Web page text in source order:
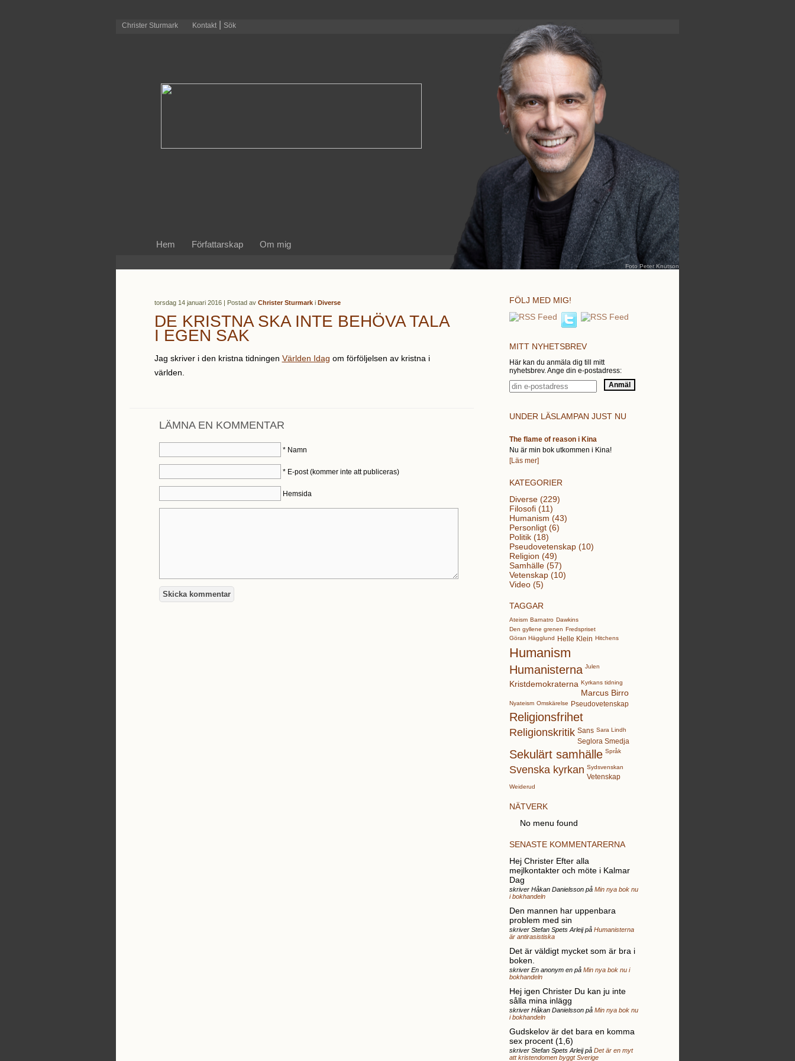
Christer Sturmark Kontakt| Sök
Foto Peter Knutson
Hem Författarskap Om mig
torsdag 14 januari 2016 | Postad av Christer Sturmarki Diverse
DE KRISTNA SKA INTE BEHÖVA TALA
I EGEN SAK
Jag skriver i den kristna tidningen Världen Idag om förföljelsen av kristna i
världen.
LÄMNA EN KOMMENTAR
*Namn
*E-post (kommer inte att publiceras)
Hemsida
FÖLJ MED MIG!
MITT NYHETSBREV
Här kan du anmäla dig till mitt
nyhetsbrev. Ange din e-postadress:
UNDER LÄSLAMPAN JUST NU
The flame of reason i Kina
Nu är min bok utkommen i Kina!
[Läs mer]
KATEGORIER
Diverse (229)
Filosofi (11)
Humanism (43)
Personligt (6)
Politik (18)
Pseudovetenskap (10)
Religion (49)
Samhälle (57)
Vetenskap (10)
Video (5)
TAGGAR
Ateism Barnatro Dawkins
Den gyllene grenen Fredspriset
Göran Hägglund
Helle Klein Hitchens
Humanism
Humanisterna Julen
Kristdemokraterna Kyrkans tidning
Marcus Birro
Nyateism Omskärelse Pseudovetenskap
Religionsfrihet
Religionskritik Sans Sara Lindh
Seglora Smedja
Sekulärt samhälle Språk
Svenska kyrkan Sydsvenskan
Vetenskap
Weiderud
NÄTVERK
No menu found
SENASTE KOMMENTARERNA
Hej Christer Efter alla
mejlkontakter och möte i Kalmar
Dag
skriver Håkan Danielsson på Min nya bok nu
i bokhandeln
Den mannen har uppenbara
problem med sin
skriver Stefan Spets Arleij på Humanisterna
är antirasistiska
Det är väldigt mycket som är bra i
boken.
skriver En anonym en på Min nya bok nu i
bokhandeln
Hej igen Christer Du kan ju inte
sålla mina inlägg
skriver Håkan Danielsson på Min nya bok nu
i bokhandeln
Gudskelov är det bara en komma
sex procent (1,6)
skriver Stefan Spets Arleij på Det är en myt
att kristendomen byggt Sverige